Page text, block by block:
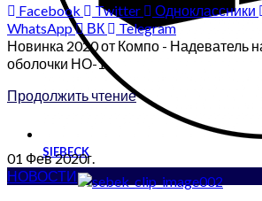
SIEBECK
Facebook
Twitter Одноклассники
WhatsApp
ВК
Telegram
Новинка 2020 от Компо - Надеватель
оболочки НО-1
Продолжить чтение
01 Фев2020г.
НОВОСТИ